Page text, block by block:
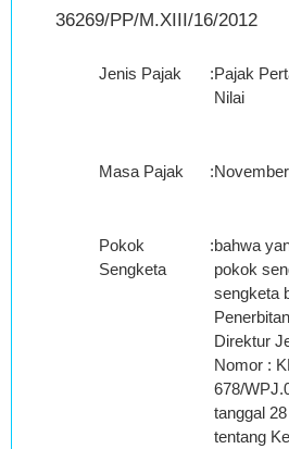
36269/PP/M.XIII/16/2012
Jenis Pajak :Pajak
Nilai
Masa Pajak :
Pokok
Sengketa
:bahwa
pokok
sengketa
Direktur
Nomor :
678/
tanggal
tentang